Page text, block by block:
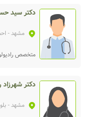
دکتر سید
مشهد-
متخصص
دکتر شهرزاد
مشهد-